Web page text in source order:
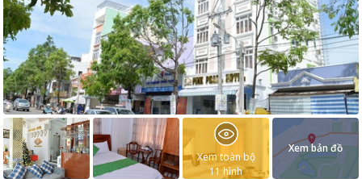
Xem toàn bộ
11hình
Xem bản đồ